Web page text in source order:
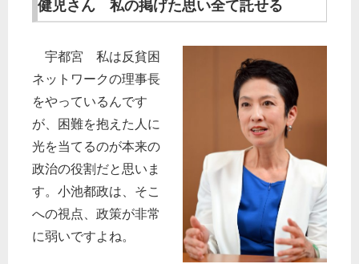
健児さん 私の掲げた思い全て託せる
宇都宮 私は反貧困
ネットワークの理事長
をやっているんです
が、困難を抱えた人に
光を当てるのが本来の
政治の役割だと思いま
す。小池都政は、そこ
への視点、政策が非常
に弱いですよね。